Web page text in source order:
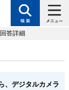
答詳細
、デジタルカメラ